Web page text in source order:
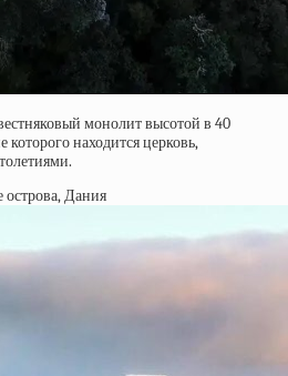
монолит высотой в 40
находится церковь,
острова, Дания